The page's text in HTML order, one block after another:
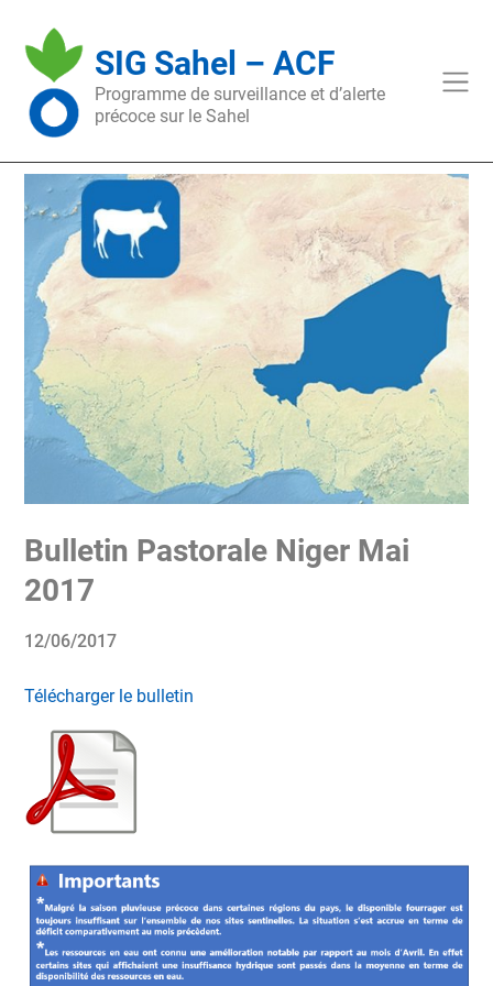
content
SIG Sahel – ACF
Programme de surveillance et d’alerte
précoce sur le Sahel
Bulletin Pastorale Niger Mai
2017
12/06/2017
Télécharger le bulletin